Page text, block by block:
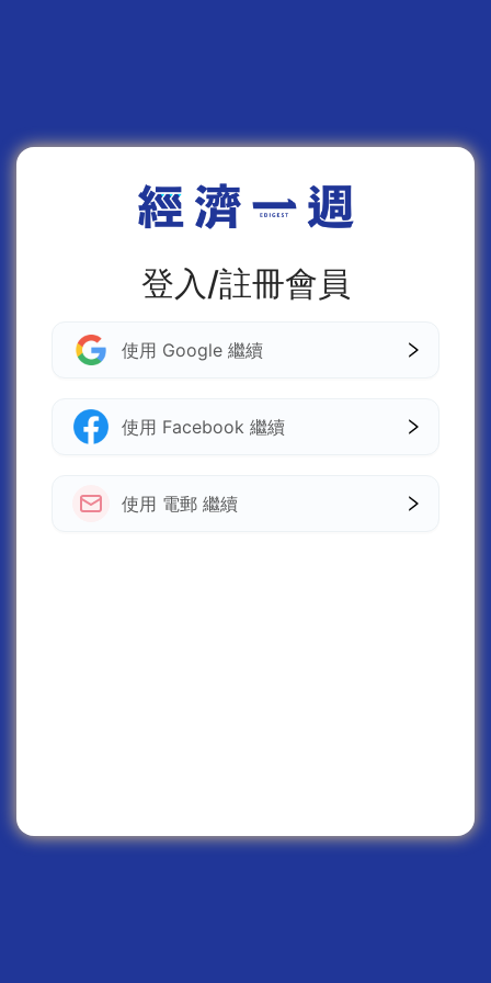
登入/註冊會員
使用 Google 繼續
使用 Facebook 繼續
使用 電郵 繼續